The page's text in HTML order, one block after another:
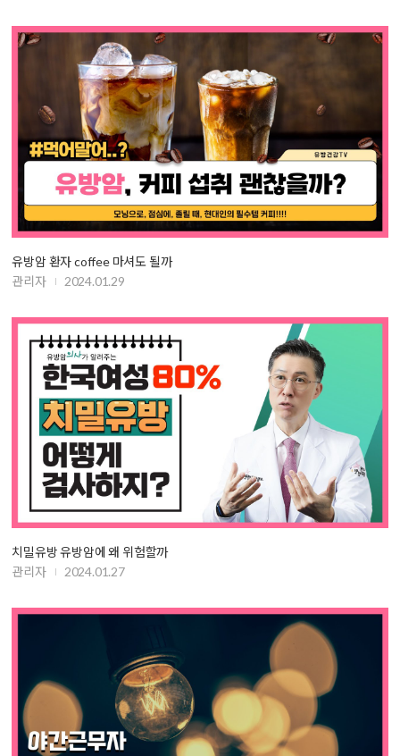
유방암 환자 coffee 마셔도 될까
관리자
2024.01.29
치밀유방 유방암에 왜 위험할까
관리자
2024.01.27